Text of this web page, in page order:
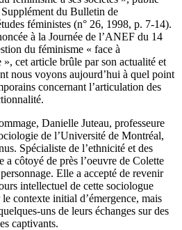
du Bulletin de
féministes (n° 26, 1998, p. 7-14).
à la Journée de l’ANEF du 14
du féminisme « face à
», cet article brûle par son actualité et
nous voyons aujourd’hui à quel point
concernant l’articulation des
Danielle Juteau, professeure
de l’Université de Montréal,
Spécialiste de l’ethnicité et des
a côtoyé de près l’oeuvre de Colette
Elle a accepté de revenir
intellectuel de cette sociologue
contexte initial d’émergence, mais
uns de leurs échanges sur des
captivants.